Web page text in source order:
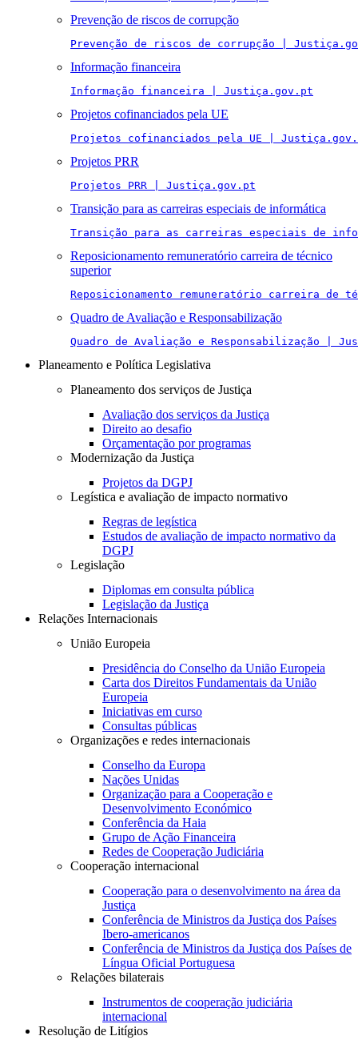
Prevenção de riscos de corrupção
Prevenção de riscos de corrupção |
Informação financeira
Informação financeira | Justiça.gov.pt
Projetos cofinanciados pela UE
Projetos cofinanciados pela UE |
Projetos PRR
Projetos PRR | Justiça.gov.pt
Transição para as carreiras especiais de informática
Transição para as carreiras especiais de
Reposicionamento remuneratório carreira de técnico
superior
Reposicionamento remuneratório carreira
Quadro de Avaliação e Responsabilização
Quadro de Avaliação e Responsabilização |
Planeamento e Política Legislativa
Planeamento dos serviços de Justiça
Avaliação dos serviços da Justiça
Direito ao desafio
Orçamentação por programas
Modernização da Justiça
Projetos da DGPJ
Legística e avaliação de impacto normativo
Regras de legística
Estudos de avaliação de impacto normativo da
DGPJ
Legislação
Diplomas em consulta pública
Legislação da Justiça
Relações Internacionais
União Europeia
Presidência do Conselho da União Europeia
Carta dos Direitos Fundamentais da União
Europeia
Iniciativas em curso
Consultas públicas
Organizações e redes internacionais
Conselho da Europa
Nações Unidas
Organização para a Cooperação e
Desenvolvimento Económico
Conferência da Haia
Grupo de Ação Financeira
Redes de Cooperação Judiciária
Cooperação internacional
Cooperação para o desenvolvimento na área da
Justiça
Conferência de Ministros da Justiça dos Países
Ibero-americanos
Conferência de Ministros da Justiça dos Países de
Língua Oficial Portuguesa
Relações bilaterais
Instrumentos de cooperação judiciária
internacional
Resolução de Litígios